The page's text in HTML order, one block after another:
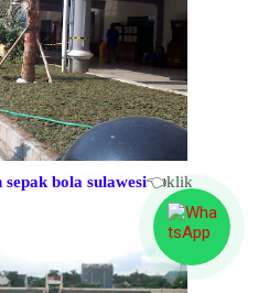
bola sulawesi👈klik